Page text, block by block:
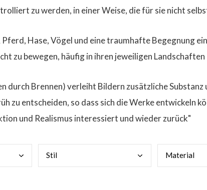
zu werden, in einer Weise, die für sie nicht
Hase, Vögel und eine traumhafte Begegnung
zu bewegen, häufig in ihren jeweiligen
durch Brennen) verleiht Bildern zusätzliche
zu entscheiden, so dass sich die Werke entwickeln
und Realismus interessiert und wieder zurück"
Stil Material